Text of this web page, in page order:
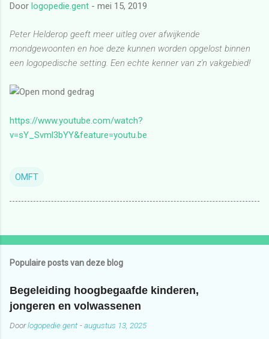
Door logopedie.gent - mei 15, 2019
Peter Helderop geeft meer uitleg over afwijkende
mondgewoonten en hoe deze kunnen worden opgelost binnen
een logopedische setting. Een echte kenner van z'n vakgebied!
https://www.youtube.com/watch?
v=sY_Svml3bYY&feature=youtu.be
OMFT
Populaire posts van deze blog
Begeleiding hoogbegaafde kinderen,
jongeren en volwassenen
Doorlogopedie.gent -augustus 13, 2025